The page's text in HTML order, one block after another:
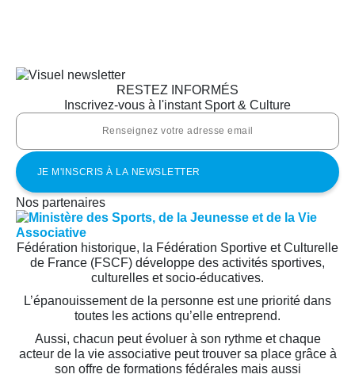
RESTEZ INFORMÉS
Inscrivez-vous à l'instant Sport & Culture
Nos partenaires
Fédération historique, la Fédération Sportive et Culturelle
de France (FSCF) développe des activités sportives,
culturelles et socio-éducatives.
L’épanouissement de la personne est une priorité dans
toutes les actions qu’elle entreprend.
Aussi, chacun peut évoluer à son rythme et chaque
acteur de la vie associative peut trouver sa place grâce à
son offre de formations fédérales mais aussi